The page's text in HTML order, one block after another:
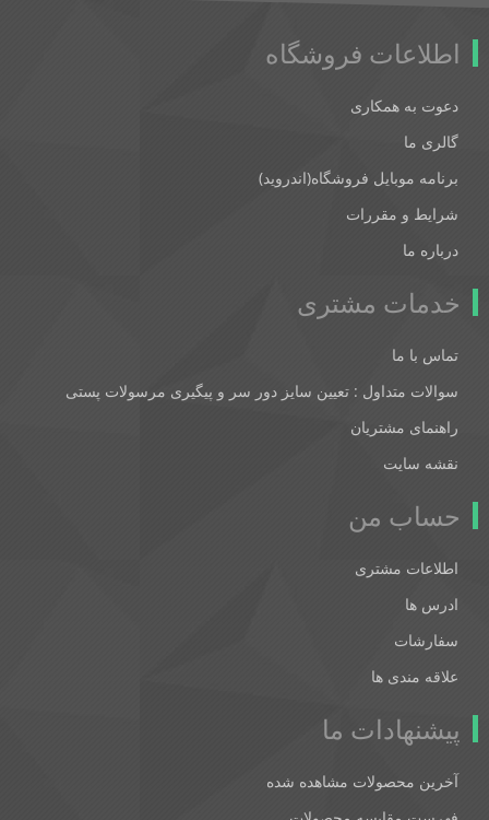
اطلاعات فروشگاه
دعوت به همکاری
گالری ما
برنامه موبایل فروشگاه(اندروید)
شرایط و مقررات
درباره ما
خدمات مشتری
تماس با ما
سوالات متداول : تعیین سایز دور سر و پیگیری مرسولات پستی
راهنمای مشتریان
نقشه سایت
حساب من
اطلاعات مشتری
ادرس ها
سفارشات
علاقه مندی ها
پیشنهادات ما
آخرین محصولات مشاهده شده